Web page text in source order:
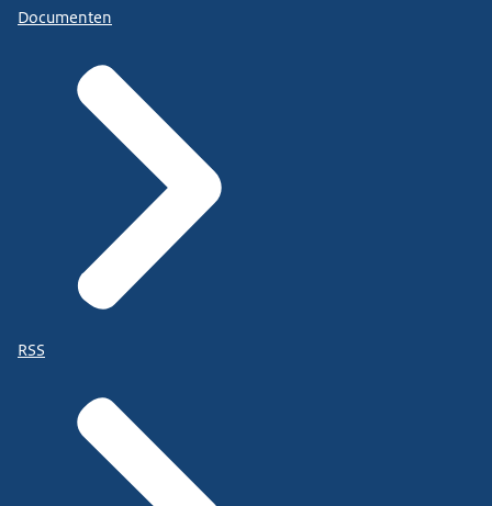
Documenten
RSS